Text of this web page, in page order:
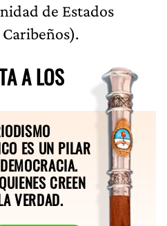
de Estados
A LOS
ES UN PILAR
CREEN
VERDAD.